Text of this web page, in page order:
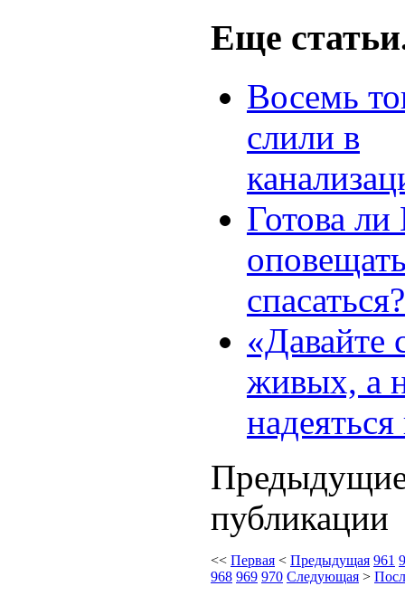
Еще
Восемь
слили в
Готова ли
спасаться?
«Давайте
живых, а
публикации
<< Первая < Предыдущая 961
968 969 970 Следующая >